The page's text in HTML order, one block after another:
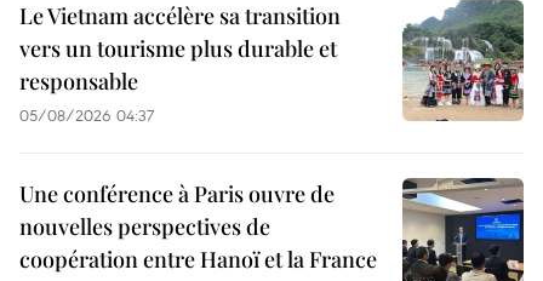
Le Vietnam accélère sa transition
vers un tourisme plus durable et
responsable
05/08/2026 04:37
Une conférence à Paris ouvre de
nouvelles perspectives de
coopération entre Hanoï et la France